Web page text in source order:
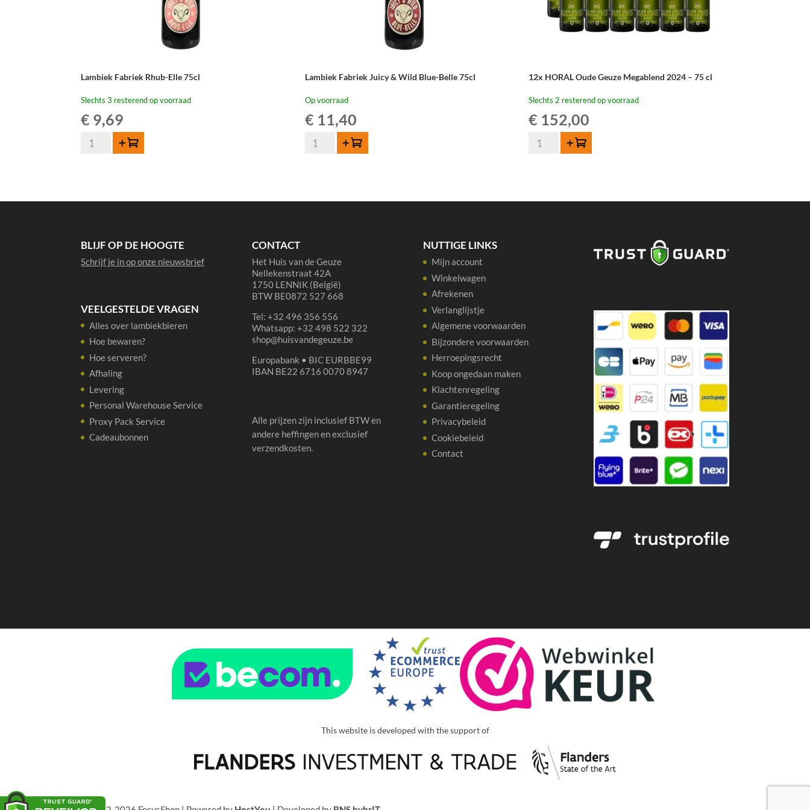
Lambiek Fabriek Rhub-Elle 75cl
Slechts 3 resterend op voorraad
€ 9,69
Lambiek
Toevoegen
Lambiek Fabriek Juicy & Wild Blue-Belle 75cl
Op voorraad
€ 11,40
Lambiek
Toevoegen
12x HORAL Oude Geuze Megablend 2024 – 75 cl
Slechts 2 resterend op voorraad
€ 152,00
12x
Toevoegen
BLIJF OP DE HOOGTE
Schrijf je in op onze nieuwsbrief
VEELGESTELDE VRAGEN
Alles over lambiekbieren
Hoe bewaren?
Hoe serveren?
Afhaling
Levering
Personal Warehouse Service
Proxy Pack Service
Cadeaubonnen
CONTACT
Het Huis van de Geuze
Nellekenstraat 42A
1750 LENNIK (België)
BTW BE0872 527 668
Tel: +32 496 356 556
Whatsapp: +32 498 522 322
shop@huisvandegeuze.be
Europabank • BIC EURBBE99
IBAN BE22 6716 0070 8947
Alle prijzen zijn inclusief BTW en
andere heffingen en exclusief
verzendkosten.
NUTTIGE LINKS
Mijn account
Winkelwagen
Afrekenen
Verlanglijstje
Algemene voorwaarden
Bijzondere voorwaarden
Herroepingsrecht
Koop ongedaan maken
Klachtenregeling
Garantieregeling
Privacybeleid
Cookiebeleid
Contact
This website is developed with the support of